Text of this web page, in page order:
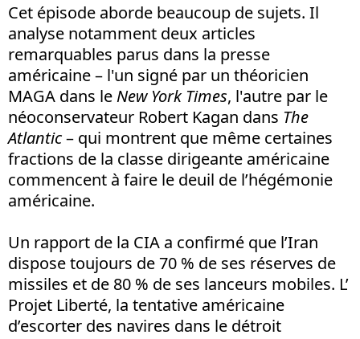
Cet épisode aborde beaucoup de sujets. Il
analyse notamment deux articles
remarquables parus dans la presse
américaine – l'un signé par un théoricien
MAGA dans leNew York Times, l'autre par le
néoconservateur Robert Kagan dans The
Atlantic– qui montrent que même certaines
fractions de la classe dirigeante américaine
commencent à faire le deuil de l’hégémonie
américaine.
Un rapport de la CIA a confirmé que l’Iran
dispose toujours de 70 % de ses réserves de
missiles et de 80 % de ses lanceurs mobiles. L’
Projet Liberté, la tentative américaine
d’escorter des navires dans le détroit